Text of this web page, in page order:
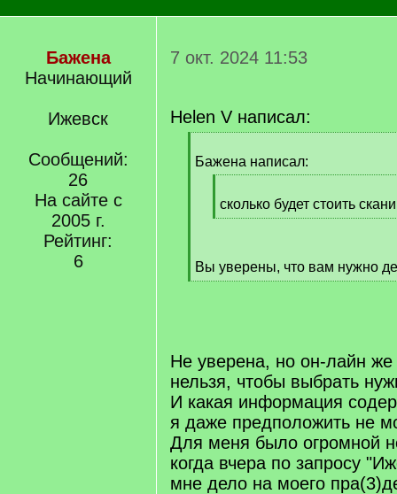
Бажена
Начинающий
Ижевск
Сообщений:
26
На сайте с
2005 г.
Рейтинг:
6
7 окт. 2024 11:53
Helen V написал:
q
Бажена написал:
q
]
сколько будет стоить
[
]
Вы уверены, что вам нужно
[
Не уверена, но он-лайн же
нельзя, чтобы выбрать
И какая информация
я даже предположить не
Для меня было огромной
когда вчера по запросу
мне дело на моего